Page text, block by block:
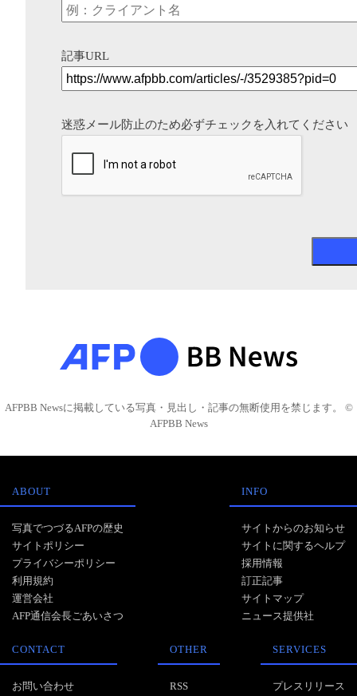
記事URL
迷惑メール防止のため必ずチェックを入れてください
AFPBB Newsに掲載している写真・見出し・記事の無断使用を禁じます。 ©
AFPBB News
ABOUT
写真でつづるAFPの歴史
サイトポリシー
プライバシーポリシー
利用規約
運営会社
AFP通信会長ごあいさつ
INFO
サイトからのお知らせ
サイトに関するヘルプ
採用情報
訂正記事
サイトマップ
ニュース提供社
CONTACT
お問い合わせ
OTHER
RSS
SERVICES
プレスリリース